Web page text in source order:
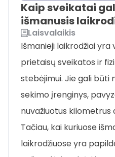
Kaip sveikatai
išmanusis
Laisvalaikis
Išmanieji laikrodžiai yra
prietaisų sveikatos ir
stebėjimui. Jie gali būti
sekimo įrenginys,
nuvažiuotus kilometrus
Tačiau, kai kuriuose
laikrodžiuose yra